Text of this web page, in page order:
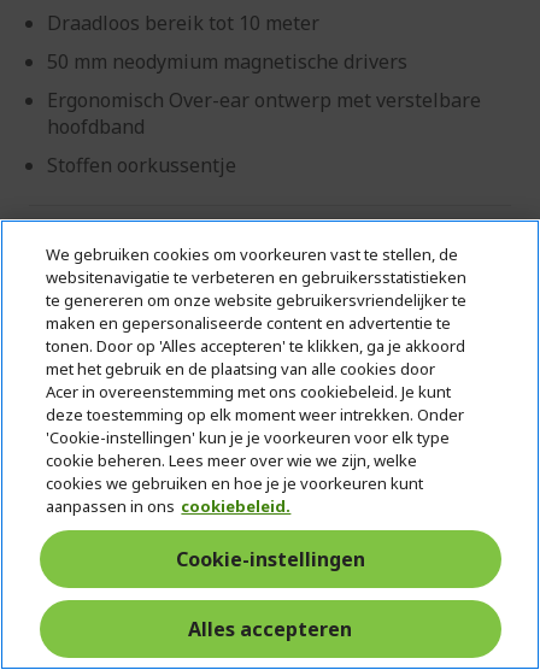
Draadloos bereik tot 10 meter
50 mm neodymium magnetische drivers
Ergonomisch Over-ear ontwerp met verstelbare
hoofdband
Stoffen oorkussentje
€ 149,90
OP VOORRAAD
(LEVERING BINNEN 1-3 WERKDAGEN)
Aantal:
Ga naar product
In winkelmandje
Vergelijk product
We gebruiken cookies om voorkeuren vast te stellen, de
websitenavigatie te verbeteren en gebruikersstatistieken
te genereren om onze website gebruikersvriendelijker te
maken en gepersonaliseerde content en advertentie te
tonen. Door op 'Alles accepteren' te klikken, ga je akkoord
met het gebruik en de plaatsing van alle cookies door
Acer in overeenstemming met ons cookiebeleid. Je kunt
deze toestemming op elk moment weer intrekken. Onder
'Cookie-instellingen' kun je je voorkeuren voor elk type
cookie beheren. Lees meer over wie we zijn, welke
cookies we gebruiken en hoe je je voorkeuren kunt
aanpassen in ons cookiebeleid.
Cookie-instellingen
Alles accepteren